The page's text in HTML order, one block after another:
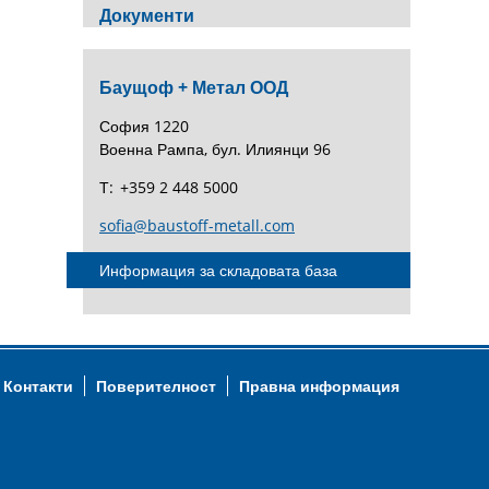
Документи
Баущоф + Метал ООД
София 1220
Военна Рампа, бул. Илиянци 96
Т: +359 2 448 5000
sofia@baustoff-metall.com
Информация за складовата база
Контакти Поверителност Правна информация